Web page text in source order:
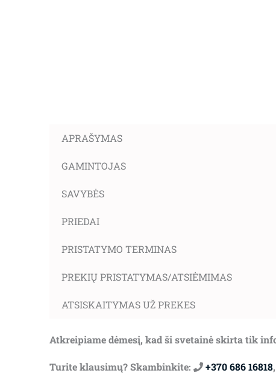
APRAŠYMAS
GAMINTOJAS
SAVYBĖS
PRIEDAI
PRISTATYMO TERMINAS
PREKIŲ PRISTATYMAS/ATSIĖMIMAS
ATSISKAITYMAS UŽ PREKES
Atkreipiame dėmesį, kad ši svetainė skirta tik
Turite klausimų? Skambinkite: +370 686 16818